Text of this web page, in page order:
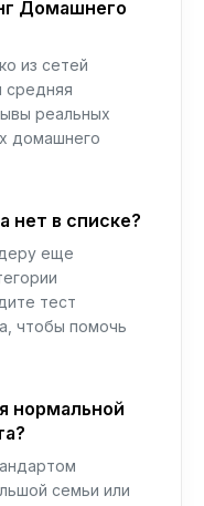
Домашнего
из сетей
средняя
реальных
домашнего
нет в списке?
еще
тест
чтобы помочь
нормальной
семьи или